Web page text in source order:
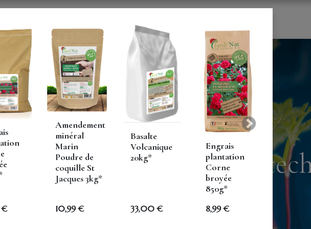
naturellement :
de bouturage
Amendement
minéral
Marin
Poudre de
coquille St
Jacques 3kg*
10,99€
Basalte
Volcanique
20kg*
33,00 €
Engrais
plantation
Corne
broyée
850g*
8,99€
Suivant